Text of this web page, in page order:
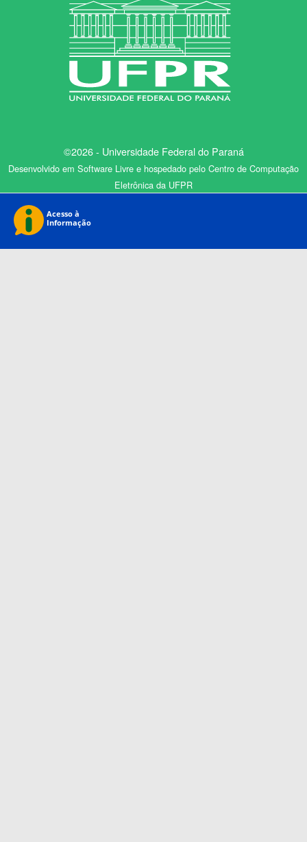
©2026 - Universidade Federal do Paraná
Desenvolvido em Software Livre e hospedado pelo Centro de Computação
Eletrônica da UFPR